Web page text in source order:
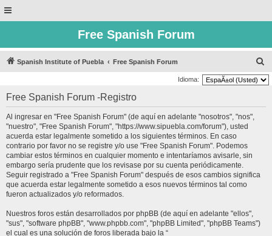
Free Spanish Forum
Spanish Institute of Puebla Free Spanish Forum
u
Idioma:
Free Spanish Forum -Registro
Al ingresar en "Free Spanish Forum" (de aquí en adelante "nosotros", "nos",
"nuestro", "Free Spanish Forum", "https://www.sipuebla.com/forum"), usted
acuerda estar legalmente sometido a los siguientes términos. En caso
contrario por favor no se registre y/o use "Free Spanish Forum". Podemos
cambiar estos términos en cualquier momento e intentaríamos avisarle, sin
embargo sería prudente que los revisase por su cuenta periódicamente.
Seguir registrado a "Free Spanish Forum" después de esos cambios significa
que acuerda estar legalmente sometido a esos nuevos términos tal como
fueron actualizados y/o reformados.
Nuestros foros están desarrollados por phpBB (de aquí en adelante "ellos",
"sus", "software phpBB", "www.phpbb.com", "phpBB Limited", "phpBB Teams")
el cual es una solución de foros liberada bajo la “